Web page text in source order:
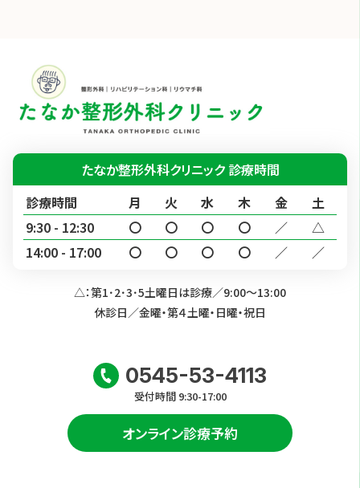
たなか整形外科クリニック 診療時間
診療時間
月 火 水 木 金
土
9:30 - 12:30
〇 〇 〇 〇 ／
△
14:00 - 17:00
〇 〇 〇 〇 ／ ／
△：第1･2･3･5土曜日は診療／9:00～13:00
休診日／金曜・第４土曜・日曜・祝日
0545-53-4113
受付時間 9:30-17:00
オンライン診療予約